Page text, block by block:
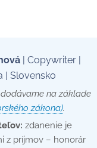
| Copywriter |
| Slovensko
na základe
zákona).
zdanenie je
z príjmov – honorár